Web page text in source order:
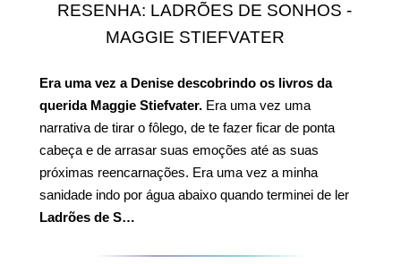
RESENHA: LADRÕES DE SONHOS -
MAGGIE STIEFVATER
Era uma vez a Denise descobrindo os livros da
querida Maggie Stiefvater. Era uma vez uma
narrativa de tirar o fôlego, de te fazer ficar de ponta
cabeça e de arrasar suas emoções até as suas
próximas reencarnações. Era uma vez a minha
sanidade indo por água abaixo quando terminei de ler
Ladrões de S…